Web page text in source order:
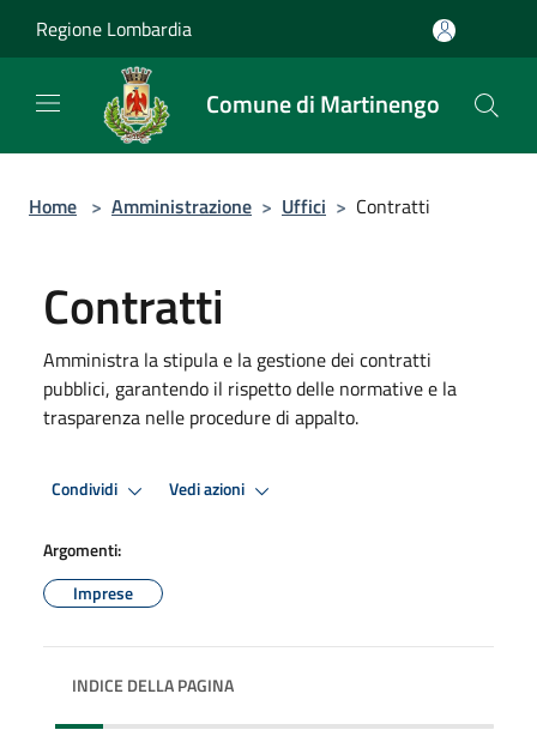
Regione Lombardia
Comune di Martinengo
Home > Amministrazione > Uffici > Contratti
Contratti
Amministra la stipula e la gestione dei contratti
pubblici, garantendo il rispetto delle normative e la
trasparenza nelle procedure di appalto.
Condividi Vedi azioni
Argomenti:
Imprese
INDICE DELLA PAGINA